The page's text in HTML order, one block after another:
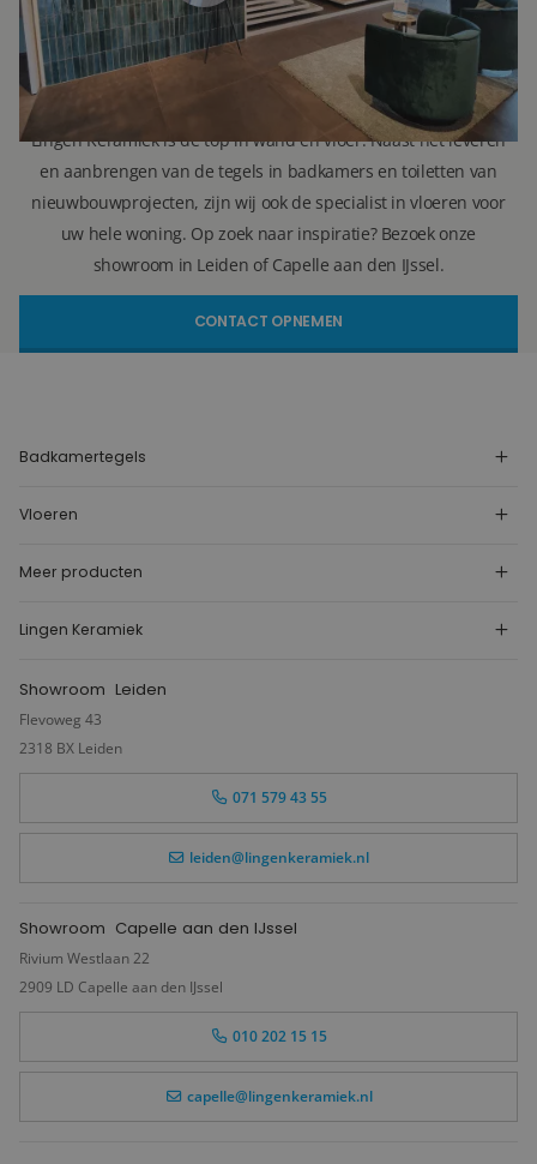
(Leiden) (Capelle aan den IJssel)
info@lingenkeramiek.nl
Lingen Keramiek is de top in wand en vloer. Naast het leveren
en aanbrengen van de tegels in badkamers en toiletten van
nieuwbouwprojecten, zijn wij ook de specialist in vloeren voor
uw hele woning. Op zoek naar inspiratie? Bezoek onze
showroom in Leiden of Capelle aan den IJssel.
CONTACT OPNEMEN
Badkamertegels
Vloeren
Meer producten
Lingen Keramiek
Showroom Leiden
Flevoweg 43
2318 BX Leiden
071 579 43 55
leiden@lingenkeramiek.nl
Showroom Capelle aan den IJssel
Rivium Westlaan 22
2909 LD Capelle aan den IJssel
010 202 15 15
capelle@lingenkeramiek.nl